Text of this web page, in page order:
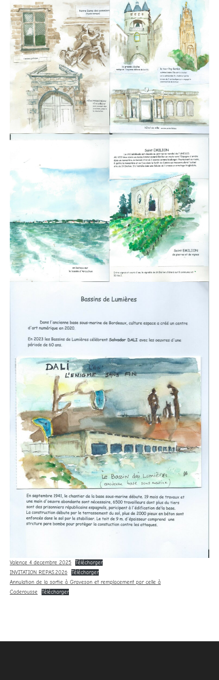
Valence 4 decembre 2025
Télécharger
INVITATION REPAS.2026
Télécharger
Annulation de la sortie à Graveson et remplacement par celle à
Caderousse
Télécharger